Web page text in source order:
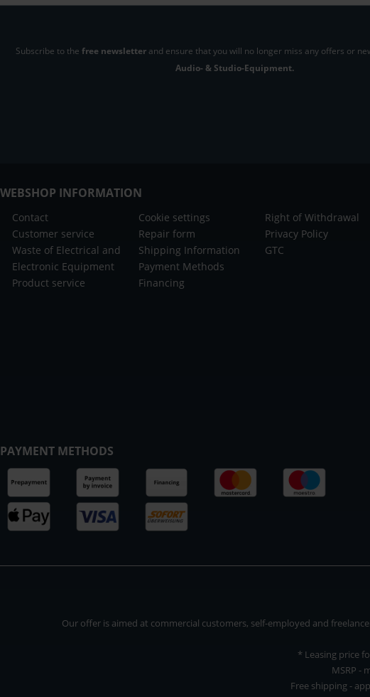
Subscribe to the free newsletterand ensure that you will no longer miss any offers or
Audio- & Studio-Equipment.
WEBSHOP INFORMATION
Contact
Customer service
Waste of Electrical and
Electronic Equipment
Product service
Cookie settings
Repair form
Shipping Information
Payment Methods
Financing
Right of Withdrawal
Privacy Policy
GTC
PAYMENT METHODS
Our offer is aimed at commercial customers, self-employed and
* Leasing price
MSRP -
Free shipping -